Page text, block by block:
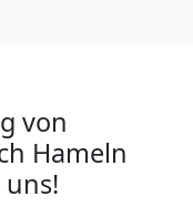
von
Hameln